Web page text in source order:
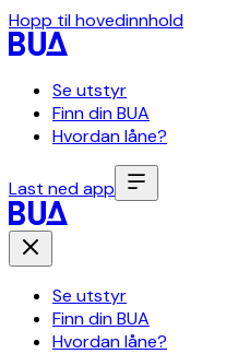
Hopp til hovedinnhold
Se utstyr
Finn din BUA
Hvordan låne?
Last ned app
Se utstyr
Finn din BUA
Hvordan låne?